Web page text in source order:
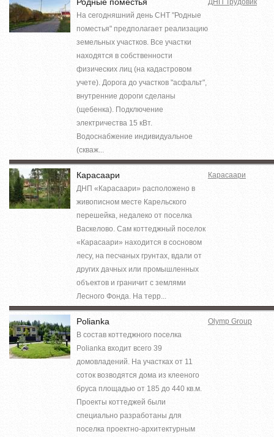
На сегодняшний день СНТ "Родные
поместья" предполагает реализацию
земельных участков. Все участки
находятся в собственности
физических лиц (на кадастровом
учете). Дорога до участков "асфальт",
внутренние дороги сделаны
(щебенка). Подключение
электричества 15 кВт.
Водоснабжение индивидуальное
(скваж...
Карасаари
ДНП «Карасаари» расположено в
живописном месте Карельского
перешейка, недалеко от поселка
Васкелово. Сам коттеджный поселок
«Карасаари» находится в сосновом
лесу, на песчаных грунтах, вдали от
других дачных или промышленных
объектов и граничит с землями
Лесного Фонда. На терр...
Карасаари
Polianka
В состав коттеджного поселка
Polianka входит всего 39
домовладений. На участках от 11
соток возводятся дома из клееного
бруса площадью от 185 до 440 кв.м.
Проекты коттеджей были
специально разработаны для
поселка проектно-архитектурным
Olymp Group